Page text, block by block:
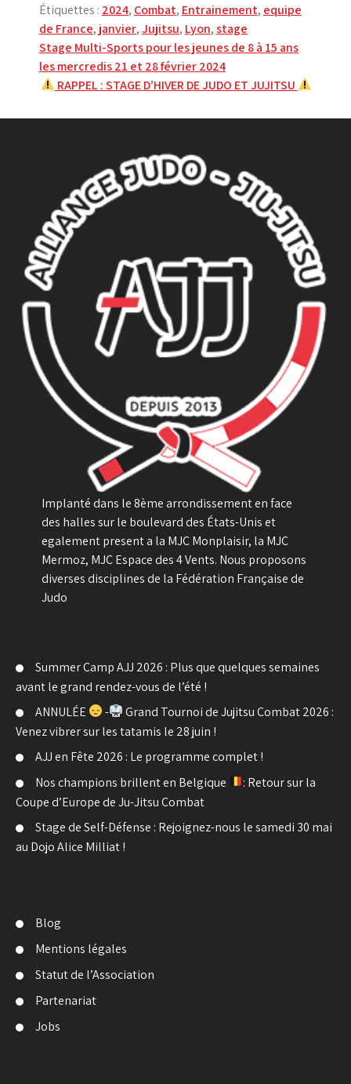
Étiquettes : 2024, Combat, Entrainement, equipe
de France, janvier,Jujitsu, Lyon,stage
Navigation
de
l’article
Stage Multi-Sports pour les jeunes de 8 à 15 ans
les mercredis 21 et 28 février 2024
RAPPEL : STAGE D’HIVER DE JUDO ET JUJITSU
Implanté dans le 8ème arrondissement en face
des halles sur le boulevard des États-Unis et
egalement present a la MJC Monplaisir, la MJC
Mermoz, MJC Espace des 4 Vents. Nous proposons
diverses disciplines de la Fédération Française de
Judo
Summer Camp AJJ 2026 : Plus que quelques semaines
avant le grand rendez-vous de l’été !
ANNULÉE
-
Grand Tournoi de Jujitsu Combat 2026 :
Venez vibrer sur les tatamis le 28 juin !
AJJ en Fête 2026 : Le programme complet !
Nos champions brillent en Belgique
: Retour sur la
Coupe d’Europe de Ju-Jitsu Combat
Stage de Self-Défense : Rejoignez-nous le samedi 30 mai
au Dojo Alice Milliat !
Blog
Mentions légales
Statut de l’Association
Partenariat
Jobs